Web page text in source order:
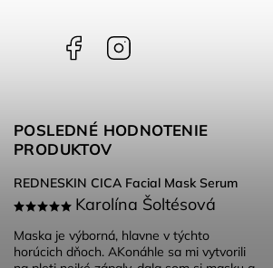
Facebook
POSLEDNÉ HODNOTENIE
PRODUKTOV
REDNESKIN CICA Facial Mask Serum
Karolína Šoltésová
Maska je výborná, hlavne v týchto
horúcich dňoch. AKonáhle sa mi vytvorili